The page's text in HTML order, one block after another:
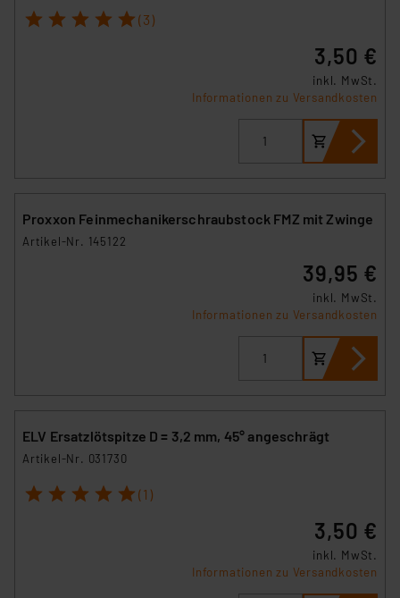
1 2 3 4 5 (3)
3,50 €
inkl. MwSt.
Informationen zu Versandkosten
Proxxon Feinmechanikerschraubstock FMZ mit Zwinge
Artikel-Nr. 145122
39,95 €
inkl. MwSt.
Informationen zu Versandkosten
ELV Ersatzlötspitze D = 3,2 mm, 45° angeschrägt
Artikel-Nr. 031730
1 2 3 4 5 (1)
3,50 €
inkl. MwSt.
Informationen zu Versandkosten